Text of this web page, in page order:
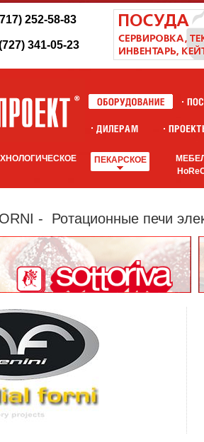
252-58-83
341-05-23
ПЕКАРСКОЕ
- Ротационные печи